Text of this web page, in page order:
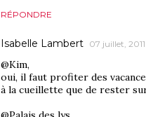
RÉPONDRE
Isabelle Lambert 07 juillet,
@Kim,
oui, il faut profiter des
à la cueillette que de rester